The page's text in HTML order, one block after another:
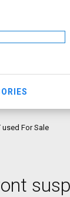
used For Sale